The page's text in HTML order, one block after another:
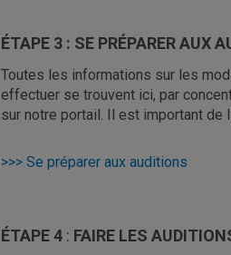
ÉTAPE 3 : SE PRÉPARER AUX
Toutes les informations sur les
effectuer se trouvent ici, par
sur notre portail. Il est important de
>>> Se préparer aux auditions
ÉTAPE 4 : FAIRE LES